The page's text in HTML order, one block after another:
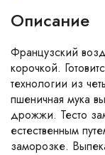
Описание
Французский
корочкой.
технологии из
пшеничная мука
дрожжи. Тесто
естественным
заморозке.